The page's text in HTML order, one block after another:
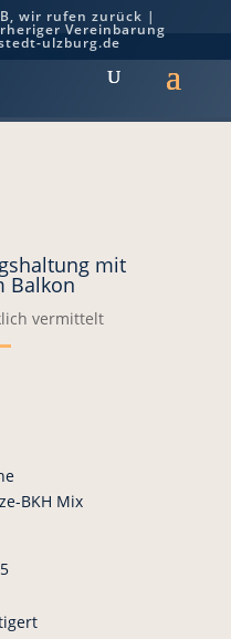
wir rufen zurück |
Vereinbarung
ulzburg.de
mit
mit
Balkon
vermittelt
BKH Mix